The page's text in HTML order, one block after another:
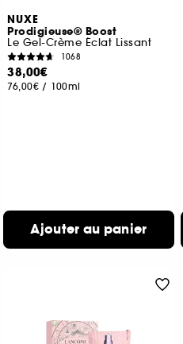
NUXE
Prodigieuse® Boost
Le Gel-Crème Éclat Lissant
1068
38,00€
76,00€ / 100ml
Ajouter au panier